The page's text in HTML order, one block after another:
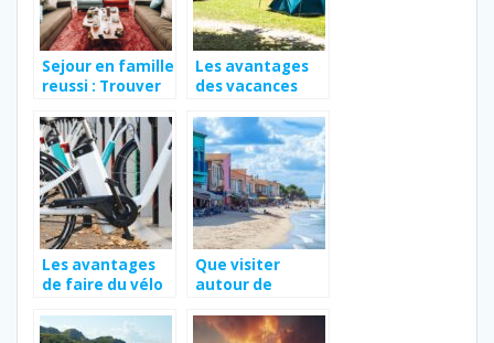
Sejour en famille
reussi : Trouver
pour petits et
grands
Les avantages
des vacances
camping
Les avantages
de faire du vélo
Normandie pour
Que visiter
autour de
Les sentiers